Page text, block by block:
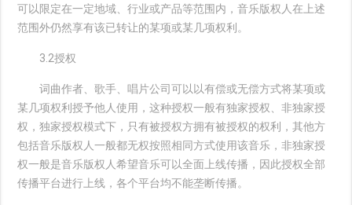
可以限定在一定地域、行业或产品等范围内，音乐版权人在上述
范围外仍然享有该已转让的某项或某几项权利。
3.2授权
词曲作者、歌手、唱片公司可以以有偿或无偿方式将某项或
某几项权利授予他人使用，这种授权一般有独家授权、非独家授
权，独家授权模式下，只有被授权方拥有被授权的权利，其他方
包括音乐版权人一般都无权按照相同方式使用该音乐，非独家授
权一般是音乐版权人希望音乐可以全面上线传播，因此授权全部
传播平台进行上线，各个平台均不能垄断传播。